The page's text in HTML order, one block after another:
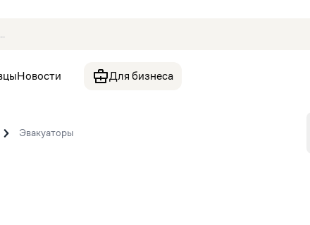
Новости Для бизнеса
Эвакуаторы